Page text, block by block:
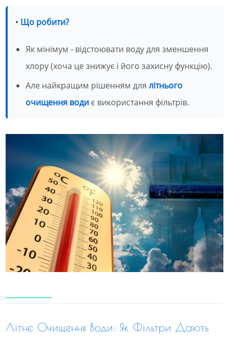
• Що робити?
Як мінімум - відстоювати воду для зменшення
хлору (хоча це знижує і його захисну функцію).
Але найкращим рішенням длялітнього
очищення води є використання фільтрів.
Літнє Очищення Води: Як Фільтри Дають